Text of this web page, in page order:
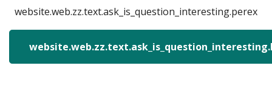
website.web.zz.text.ask_is_question_interesting.perex